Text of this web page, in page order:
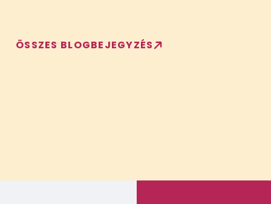
ÖSSZES BLOGBEJEGYZÉS